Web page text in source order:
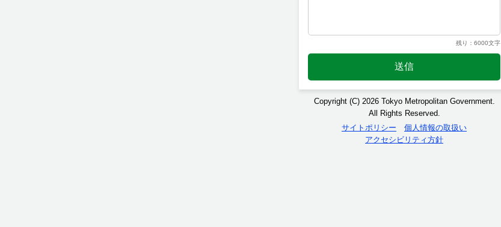
残り：6000文字
送信
Copyright (C) 2026 Tokyo Metropolitan Government.
All Rights Reserved.
サイトポリシー
個人情報の取扱い
アクセシビリティ方針